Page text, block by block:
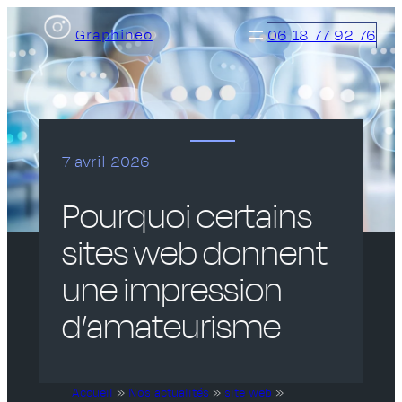
au
contenu
Graphineo 06 18 77 92 76
7 avril 2026
Pourquoi certains
sites web donnent
une impression
d’amateurisme
Accueil » Nos actualités » site web »